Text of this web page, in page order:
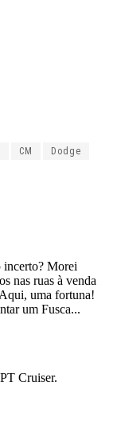
CM Dodge